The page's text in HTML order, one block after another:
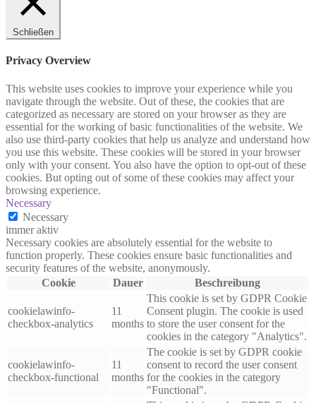
Schließen
Privacy Overview
This website uses cookies to improve your experience while you
navigate through the website. Out of these, the cookies that are
categorized as necessary are stored on your browser as they are
essential for the working of basic functionalities of the website. We
also use third-party cookies that help us analyze and understand how
you use this website. These cookies will be stored in your browser
only with your consent. You also have the option to opt-out of these
cookies. But opting out of some of these cookies may affect your
browsing experience.
Necessary
Necessary
immer aktiv
Necessary cookies are absolutely essential for the website to
function properly. These cookies ensure basic functionalities and
security features of the website, anonymously.
Cookie
Dauer Beschreibung
cookielawinfo-
checkbox-analytics
11
months
This cookie is set by GDPR Cookie
Consent plugin. The cookie is used
to store the user consent for the
cookies in the category "Analytics".
cookielawinfo-
checkbox-functional
11
months
The cookie is set by GDPR cookie
consent to record the user consent
for the cookies in the category
"Functional".